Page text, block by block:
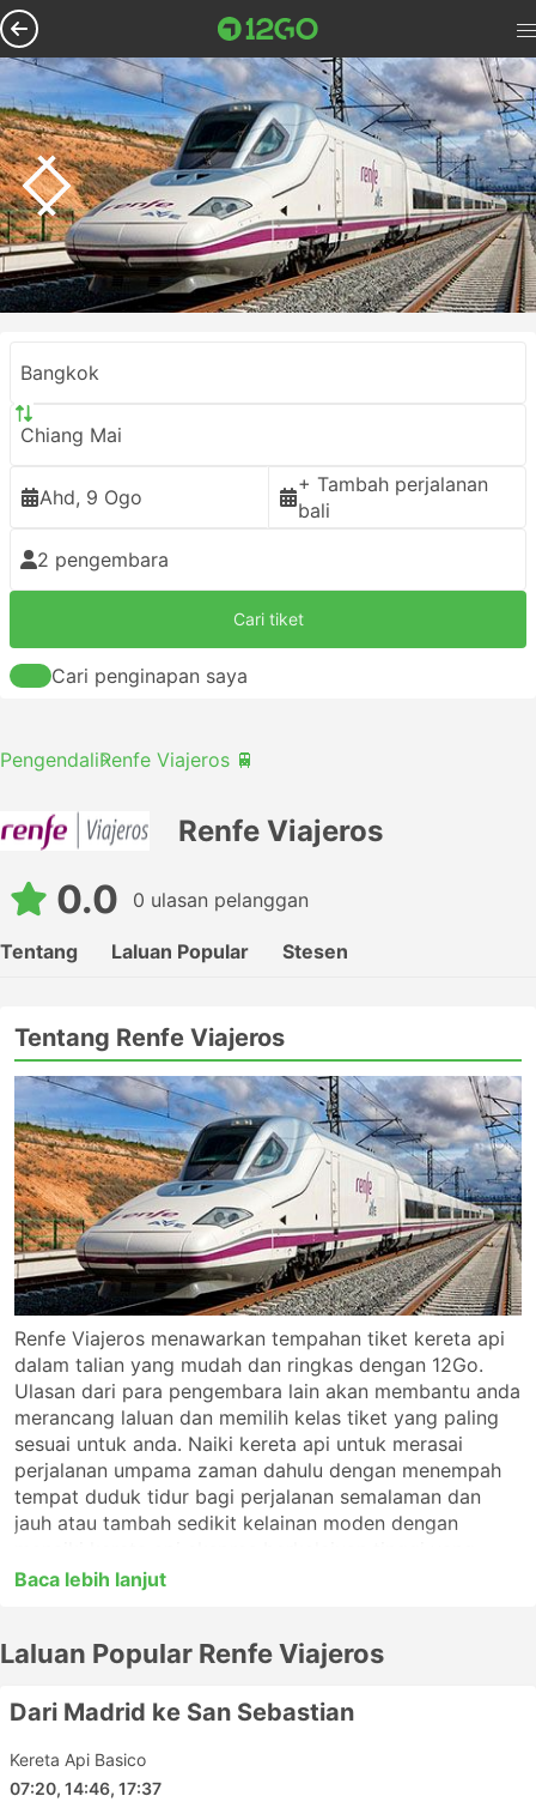
Bangkok
Chiang Mai
Ahd, 9 Ogo
+ Tambah perjalanan
bali
2 pengembara
Cari tiket
Cari penginapan saya
PengendaliRenfe Viajeros 🚆
Renfe Viajeros
0.0 0 ulasan pelanggan
Tentang Laluan Popular Stesen
Tentang Renfe Viajeros
Renfe Viajeros menawarkan tempahan tiket kereta api
dalam talian yang mudah dan ringkas dengan 12Go.
Ulasan dari para pengembara lain akan membantu anda
merancang laluan dan memilih kelas tiket yang paling
sesuai untuk anda. Naiki kereta api untuk merasai
perjalanan umpama zaman dahulu dengan menempah
tempat duduk tidur bagi perjalanan semalaman dan
jauh atau tambah sedikit kelainan moden dengan
akan tiba di destinasi anda dengan pantas. Perjalanan
untuk duduk di koc peribadi yang canggih. Renfe
membuatkan pengalaman anda menyeronokkan dan
semula tarikh perjalanan anda, tambang, jenis tiket
anda dan pelbagai syarat dan sekatan lain sebelum
Baca lebih lanjut
Laluan Popular Renfe Viajeros
Dari Madrid ke San Sebastian
Kereta Api Basico
07:20, 14:46, 17:37